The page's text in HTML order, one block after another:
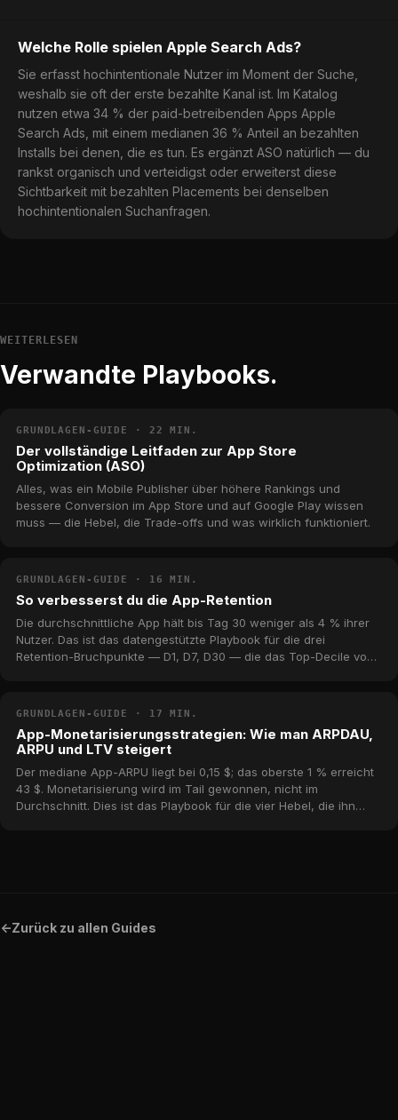
Welche Rolle spielen Apple Search Ads?
Sie erfasst hochintentionale Nutzer im Moment der Suche,
weshalb sie oft der erste bezahlte Kanal ist. Im Katalog
nutzen etwa 34 % der paid-betreibenden Apps Apple
Search Ads, mit einem medianen 36 % Anteil an bezahlten
Installs bei denen, die es tun. Es ergänzt ASO natürlich — du
rankst organisch und verteidigst oder erweiterst diese
Sichtbarkeit mit bezahlten Placements bei denselben
hochintentionalen Suchanfragen.
WEITERLESEN
Verwandte Playbooks.
GRUNDLAGEN-GUIDE · 22 MIN.
Der vollständige Leitfaden zur App Store
Optimization (ASO)
Alles, was ein Mobile Publisher über höhere Rankings und
bessere Conversion im App Store und auf Google Play wissen
muss — die Hebel, die Trade-offs und was wirklich funktioniert.
GRUNDLAGEN-GUIDE · 16 MIN.
So verbesserst du die App-Retention
Die durchschnittliche App hält bis Tag 30 weniger als 4 % ihrer
Nutzer. Das ist das datengestützte Playbook für die drei
Retention-Bruchpunkte — D1, D7, D30 — die das Top-Decile vom
GRUNDLAGEN-GUIDE · 17 MIN.
App-Monetarisierungsstrategien: Wie man ARPDAU,
ARPU und LTV steigert
Der mediane App-ARPU liegt bei 0,15 $; das oberste 1 % erreicht
43 $. Monetarisierung wird im Tail gewonnen, nicht im
Durchschnitt. Dies ist das Playbook für die vier Hebel, die ihn
<-Zurück zu allen Guides